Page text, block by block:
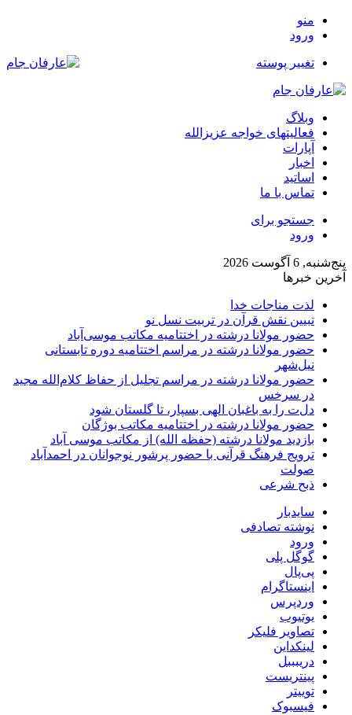
منو
ورود
تغییر پوسته
وبلاگ
فعالیتهای خواجه عزیزالله
آپارات
اخبار
اساتید
تماس با ما
جستجو برای
ورود
پنج‌شنبه, 6 آگوست 2026
آخرین خبرها
لذت مناجات خدا
تبیین نقش قرآن در تربیت نسل نو
حضور مولانا درشته در اختتامیه مکاتب موسی‌آباد
حضور مولانا درشته در مراسم اختتامیه دوره تابستانی
نیل‌شهر
حضور مولانا درشته در مراسم تجلیل از حفاظ کلام‌الله مجید
در سرخس
دل‌ت را به باغبان الهی بسپار، تا گلستان شود
حضور مولانا درشته در اختتامیه مکاتب بوژگان
بازدید مولانا درشته (حفظه الله) از مکاتب موسی آباد
ترویج فرهنگ قرآنی با حضور پرشور نوجوانان در احمدآباد
صولت
ذبح شرعی
سایدبار
نوشته تصادفی
ورود
گوگل پلی
پی‌پال
اینستاگرام
وردپرس
یوتیوب
تصاویر فلیکر
لینکداین
دریبببل
پینتریست
توییتر
فیسبوک